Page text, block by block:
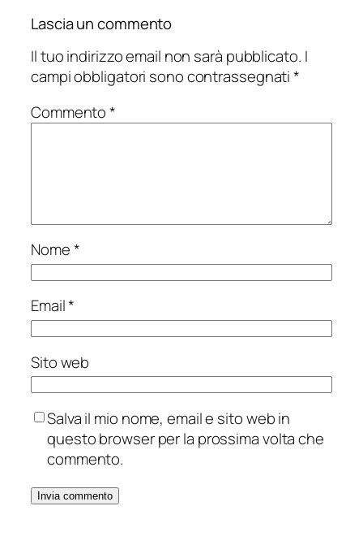
Lascia un commento
Il tuo indirizzo email non sarà pubblicato. I
campi obbligatori sono contrassegnati*
Commento*
Nome*
Email*
Sito web
Salva il mio nome, email e sito web in
questo browser per la prossima volta che
commento.